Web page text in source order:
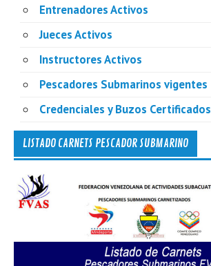
Entrenadores Activos
Jueces Activos
Instructores Activos
Pescadores Submarinos vigentes
Credenciales y Buzos Certificados
LISTADO CARNETS PESCADOR SUBMARINO